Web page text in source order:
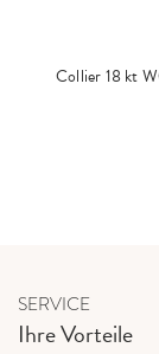
Collier 18 kt
SERVICE
Ihre Vorteile